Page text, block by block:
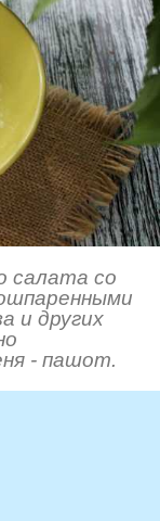
салата со
и других
- пашот.